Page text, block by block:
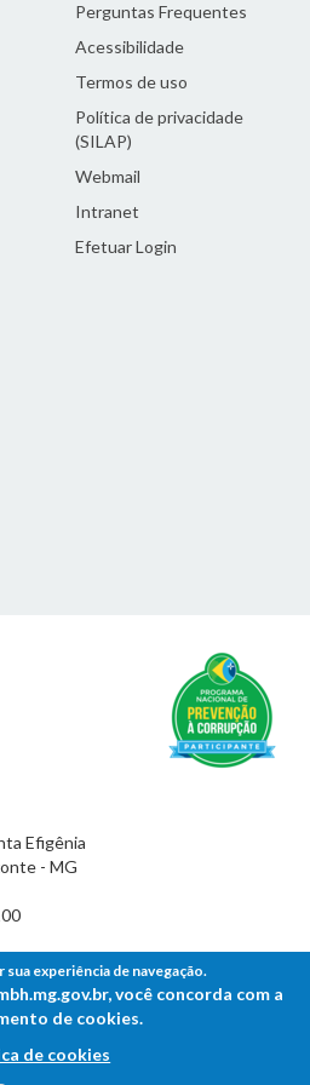
Perguntas Frequentes
Acessibilidade
Termos de uso
Política de privacidade
(SILAP)
Webmail
Intranet
Efetuar Login
Efigênia
- MG
experiência de navegação.
você concorda com a
de cookies.
de cookies